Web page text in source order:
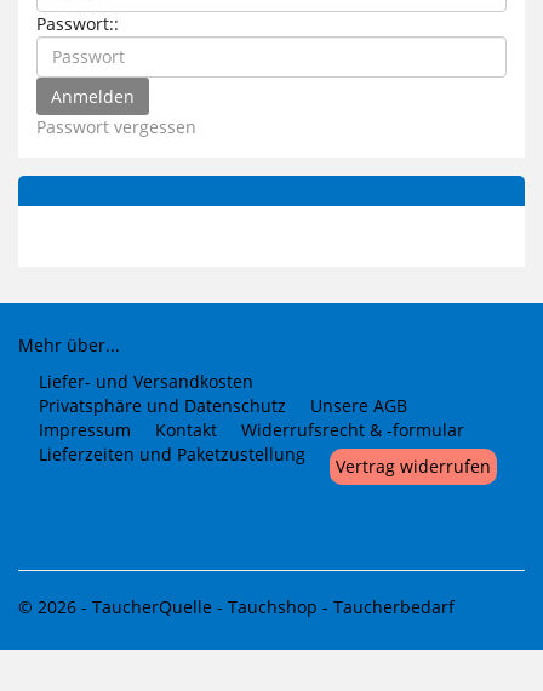
Passwort::
Passwort vergessen
Mehr über...
Liefer- und Versandkosten
Privatsphäre und Datenschutz
Unsere AGB
Impressum
Kontakt
Widerrufsrecht & -formular
Lieferzeiten und Paketzustellung
Vertrag widerrufen
© 2026 - TaucherQuelle - Tauchshop - Taucherbedarf